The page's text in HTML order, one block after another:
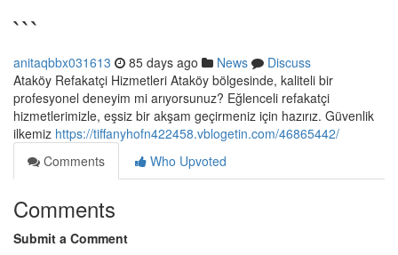
```
anitaqbbx031613 85 days ago News
Discuss
Ataköy Refakatçi Hizmetleri Ataköy bölgesinde, kaliteli bir
profesyonel deneyim mi arıyorsunuz? Eğlenceli refakatçi
hizmetlerimizle, eşsiz bir akşam geçirmeniz için hazırız. Güvenlik
ilkemiz https://tiffanyhofn422458.vblogetin.com/46865442/
Comments
Who Upvoted
Comments
Submit a Comment